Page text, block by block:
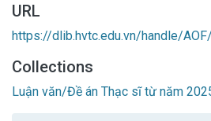
URL
https://dlib.hvtc.edu.vn/handle/
Collections
Luận văn/Đề án Thạc sĩ từ năm